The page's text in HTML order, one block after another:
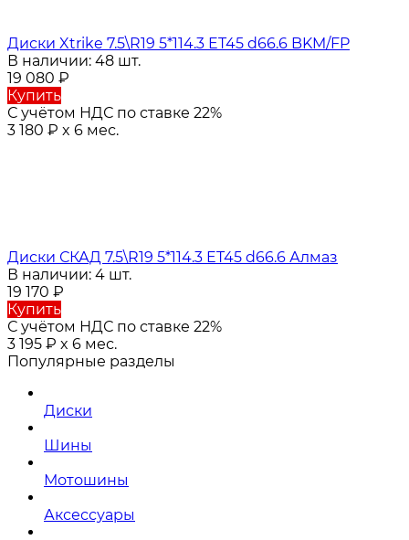
Диски Xtrike 7.5\R19 5*114.3 ET45 d66.6 BKM/FP
В наличии: 48 шт.
19 080 ₽
Купить
С учётом НДС по ставке 22%
3 180 ₽ x 6 мес.
Диски СКАД 7.5\R19 5*114.3 ET45 d66.6 Алмаз
В наличии: 4 шт.
19 170 ₽
Купить
С учётом НДС по ставке 22%
3 195 ₽ x 6 мес.
Популярные разделы
Диски
Шины
Мотошины
Аксессуары